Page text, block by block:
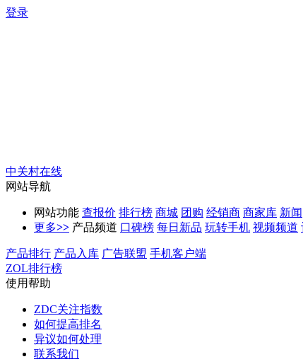
登录
中关村在线
网站导航
网站功能 查报价 排行榜 商城 团购 经销商 商家库 新闻
更多>> 产品频道 口碑榜 每日新品 玩转手机 视频频道
产品排行 产品入库 广告联盟 手机客户端
ZOL排行榜
使用帮助
ZDC关注指数
如何提高排名
异议如何处理
联系我们